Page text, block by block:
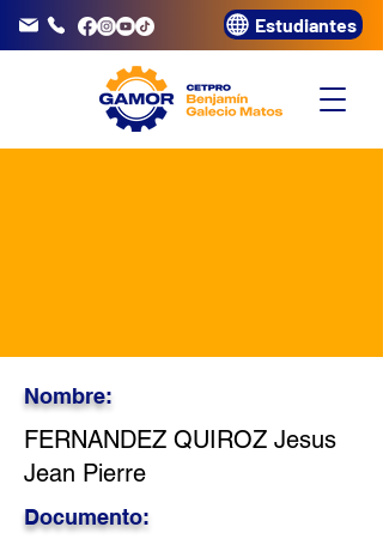
3320072 Estudiantes
Nombre:
FERNANDEZ QUIROZ Jesus
Jean Pierre
Documento: